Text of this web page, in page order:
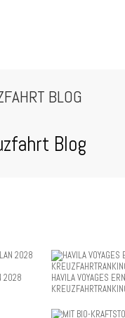
BLOG
Blog
2028
HAVILA VOYAGES